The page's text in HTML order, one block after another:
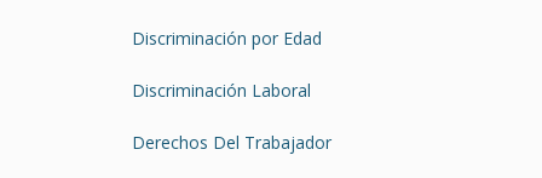
Discriminación por Edad
Discriminación Laboral
Derechos Del Trabajador